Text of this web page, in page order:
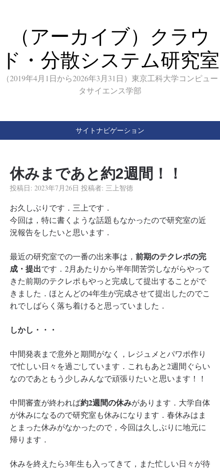
（アーカイブ）クラウ
ド・分散システム研究室
（2019年4月1日から2026年3月31日）東京工科大学コンピュー
タサイエンス学部
サイトナビゲーション
休みまであと約2週間！！
投稿日: 2023年7月26日 投稿者: 三上智徳
お久しぶりです．三上です．
今回は，特に書くような話題もなかったので研究室の近
況報告をしたいと思います．
最近の研究室での一番の出来事は， 前期のテクレポの完
成・提出です．2月あたりから半年間苦労しながらやって
きた前期のテクレポもやっと完成して提出することがで
きました．ほとんどの4年生が完成させて提出したのでこ
れでしばらく落ち着けると思っていました．
しかし・・・
中間発表まで意外と期間がなく，レジュメとパワポ作り
で忙しい日々を過ごしています．これもあと2週間ぐらい
なのであともう少しみんなで頑張りたいと思います！！
中間審査が終われば約2週間の休みがあります．大学自体
が休みになるので研究室も休みになります．春休みはま
とまった休みがなかったので，今回は久しぶりに地元に
帰ります．
休みを終えたら3年生も入ってきて，また忙しい日々が待